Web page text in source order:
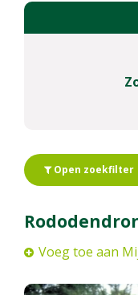
Open zoekfilter
Voeg toe aan